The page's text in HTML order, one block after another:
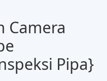
Camera
Pipa}